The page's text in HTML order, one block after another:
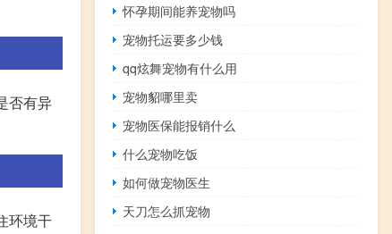
否有异
环境干
怀孕期间能养宠物吗
宠物托运要多少钱
qq炫舞宠物有什么用
宠物貂哪里卖
宠物医保能报销什么
什么宠物吃饭
如何做宠物医生
天刀怎么抓宠物